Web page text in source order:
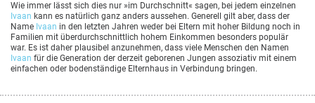
Wie immer lässt sich dies nur »im Durchschnitt« sagen, bei jedem einzelnen
Ivaan kann es natürlich ganz anders aussehen. Generell gilt aber, dass der
Name Ivaan in den letzten Jahren weder bei Eltern mit hoher Bildung noch in
Familien mit überdurchschnittlich hohem Einkommen besonders populär
war. Es ist daher plausibel anzunehmen, dass viele Menschen den Namen
Ivaan für die Generation der derzeit geborenen Jungen assoziativ mit einem
einfachen oder bodenständige Elternhaus in Verbindung bringen.